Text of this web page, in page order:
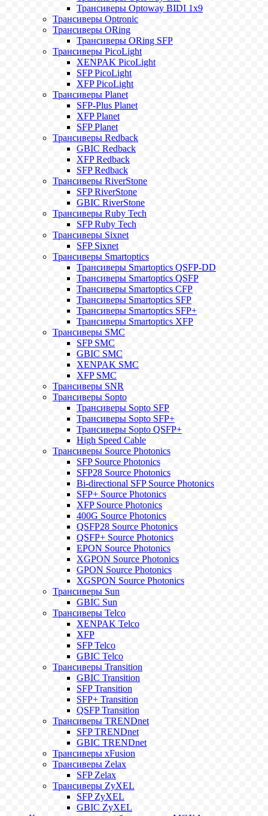
Трансиверы Optoway BIDI 1x9
Трансиверы Optronic
Трансиверы ORing
Трансиверы ORing SFP
Трансиверы PicoLight
XENPAK PicoLight
SFP PicoLight
XFP PicoLight
Трансиверы Planet
SFP-Plus Planet
XFP Planet
SFP Planet
Трансиверы Redback
GBIC Redback
XFP Redback
SFP Redback
Трансиверы RiverStone
SFP RiverStone
GBIC RiverStone
Трансиверы Ruby Tech
SFP Ruby Tech
Трансиверы Sixnet
SFP Sixnet
Трансиверы Smartoptics
Трансиверы Smartoptics QSFP-DD
Трансиверы Smartoptics QSFP
Трансиверы Smartoptics CFP
Трансиверы Smartoptics SFP
Трансиверы Smartoptics SFP+
Трансиверы Smartoptics XFP
Трансиверы SMC
SFP SMC
GBIC SMC
XENPAK SMC
XFP SMC
Трансиверы SNR
Трансиверы Sopto
Трансиверы Sopto SFP
Трансиверы Sopto SFP+
Трансиверы Sopto QSFP+
High Speed Cable
Трансиверы Source Photonics
SFP Source Photonics
SFP28 Source Photonics
Bi-directional SFP Source Photonics
SFP+ Source Photonics
XFP Source Photonics
400G Source Photonics
QSFP28 Source Photonics
QSFP+ Source Photonics
EPON Source Photonics
XGPON Source Photonics
GPON Source Photonics
XGSPON Source Photonics
Трансиверы Sun
GBIC Sun
Трансиверы Telco
XENPAK Telco
XFP
SFP Telco
GBIC Telco
Трансиверы Transition
GBIC Transition
SFP Transition
SFP+ Transition
QSFP Transition
Трансиверы TRENDnet
SFP TRENDnet
GBIC TRENDnet
Трансиверы xFusion
Трансиверы Zelax
SFP Zelax
Трансиверы ZyXEL
SFP ZyXEL
GBIC ZyXEL